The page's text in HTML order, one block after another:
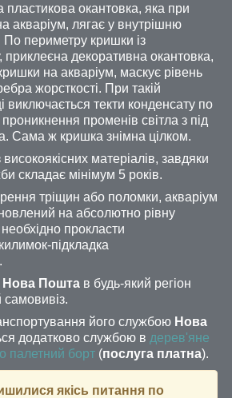
пластикова окантовка, яка при
акваріум, лягає у внутрішню
По периметру кришки із
приклеєна декоративна окантовка,
на акваріум, маскує рівень
жорсткості. При такій
виключається текти конденсату по
проникнення променів світла з під
Сама ж кришка знімна цілком.
матеріалів, завдяки
складає мінімум 5 років.
тріщин або поломки, акваріум
на абсолютно рівну
прокласти
підкладка
Нова Пошта в будь-який регіон
його службою Нова
додатково службою в дерев'яне
палетний борт (послуга платна).
якісь питання по